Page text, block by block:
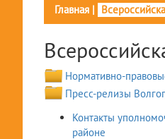
Главная|
Нормативно-
Пресс-релизы
Контакты
районе